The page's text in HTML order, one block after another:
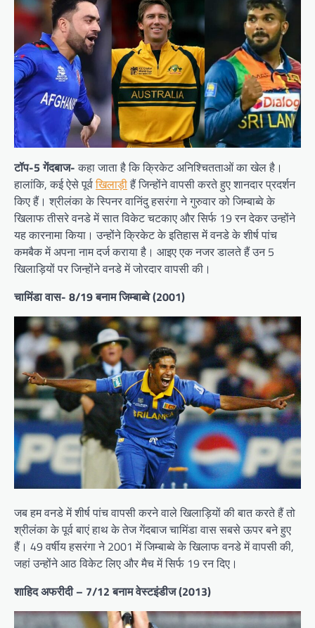
टॉप-5 गेंदबाज-कहा जाता है कि क्रिकेट अनिश्चितताओं का खेल है।
हालांकि, कई ऐसे पूर्वखिलाड़ीहैं जिन्होंने वापसी करते हुए शानदार प्रदर्शन
किए हैं। श्रीलंका के स्पिनर वानिंदु हसरंगा ने गुरुवार को जिम्बाब्वे के
खिलाफ तीसरे वनडे में सात विकेट चटकाए और सिर्फ 19 रन देकर उन्होंने
यह कारनामा किया। उन्होंने क्रिकेट के इतिहास में वनडे के शीर्ष पांच
कमबैक में अपना नाम दर्ज कराया है। आइए एक नजर डालते हैं उन 5
खिलाड़ियों पर जिन्होंने वनडे में जोरदार वापसी की।
चामिंडा वास- 8/19 बनाम जिम्बाब्वे (2001)
जब हम वनडे में शीर्ष पांच वापसी करने वाले खिलाड़ियों की बात करते हैं तो
श्रीलंका के पूर्व बाएं हाथ के तेज गेंदबाज चामिंडा वास सबसे ऊपर बने हुए
हैं। 49 वर्षीय हसरंगा ने 2001 में जिम्बाब्वे के खिलाफ वनडे में वापसी की,
जहां उन्होंने आठ विकेट लिए और मैच में सिर्फ 19 रन दिए।
शाहिद अफरीदी – 7/12 बनाम वेस्टइंडीज (2013)